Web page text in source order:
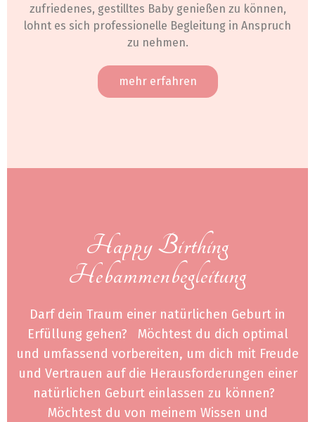
zufriedenes, gestilltes Baby genießen zu können,
lohnt es sich professionelle Begleitung in Anspruch
zu nehmen.
mehr erfahren
Happy Birthing
Hebammenbegleitung
Darf dein Traum einer natürlichen Geburt in
Erfüllung gehen? Möchtest du dich optimal
und umfassend vorbereiten, um dich mit Freude
und Vertrauen auf die Herausforderungen einer
natürlichen Geburt einlassen zu können?
Möchtest du von meinem Wissen und